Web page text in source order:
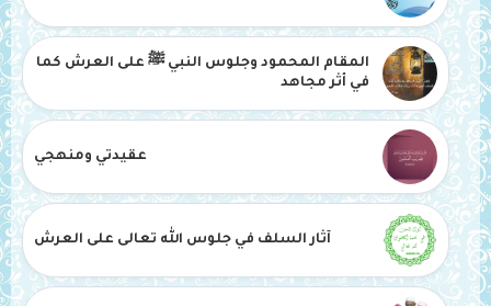
المقام المحمود وجلوس النبي ﷺ على العرش كما
في أثر مجاهد
عقيدتي ومنهجي
آثار السلف في جلوس الله تعالى على العرش